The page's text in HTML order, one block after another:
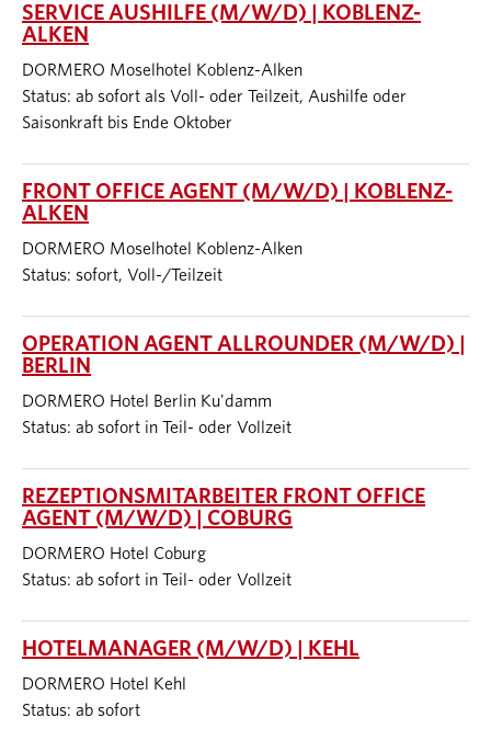
SERVICE AUSHILFE (M/W/D) | KOBLENZ-
ALKEN
DORMERO Moselhotel Koblenz-Alken
Status: ab sofort als Voll- oder Teilzeit, Aushilfe oder
Saisonkraft bis Ende Oktober
FRONT OFFICE AGENT (M/W/D) | KOBLENZ-
ALKEN
DORMERO Moselhotel Koblenz-Alken
Status: sofort, Voll-/Teilzeit
OPERATION AGENT ALLROUNDER (M/W/D) |
BERLIN
DORMERO Hotel Berlin Ku'damm
Status: ab sofort in Teil- oder Vollzeit
REZEPTIONSMITARBEITER FRONT OFFICE
AGENT (M/W/D) | COBURG
DORMERO Hotel Coburg
Status: ab sofort in Teil- oder Vollzeit
HOTELMANAGER (M/W/D) | KEHL
DORMERO Hotel Kehl
Status: ab sofort